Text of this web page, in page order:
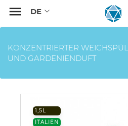

KONZENTRIERTER
UND GARDENIENDUFT
1,5L
ITALIEN